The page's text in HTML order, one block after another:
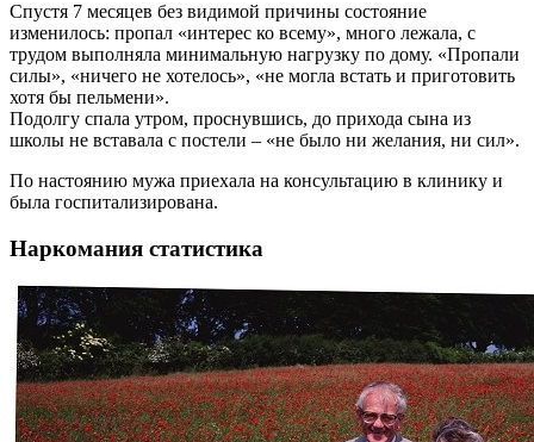
Спустя 7 месяцев без видимой причины состояние
изменилось: пропал «интерес ко всему», много лежала, с
трудом выполняла минимальную нагрузку по дому. «Пропали
силы», «ничего не хотелось», «не могла встать и приготовить
хотя бы пельмени».
Подолгу спала утром, проснувшись, до прихода сына из
школы не вставала с постели – «не было ни желания, ни сил».
По настоянию мужа приехала на консультацию в клинику и
была госпитализирована.
Наркомания статистика